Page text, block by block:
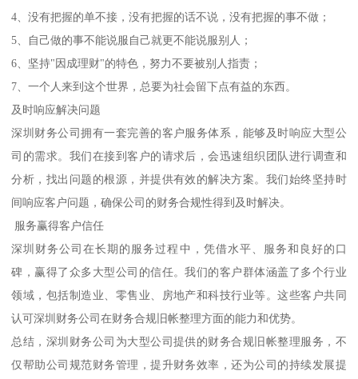
4、没有把握的单不接，没有把握的话不说，没有把握的事不做；
5、自己做的事不能说服自己就更不能说服别人；
6、坚持"因成理财"的特色，努力不要被别人指责；
7、一个人来到这个世界，总要为社会留下点有益的东西。
及时响应解决问题
深圳财务公司拥有一套完善的客户服务体系，能够及时响应大型公
司的需求。我们在接到客户的请求后，会迅速组织团队进行调查和
分析，找出问题的根源，并提供有效的解决方案。我们始终坚持时
间响应客户问题，确保公司的财务合规性得到及时解决。
服务赢得客户信任
深圳财务公司在长期的服务过程中，凭借水平、服务和良好的口
碑，赢得了众多大型公司的信任。我们的客户群体涵盖了多个行业
领域，包括制造业、零售业、房地产和科技行业等。这些客户共同
认可深圳财务公司在财务合规旧帐整理方面的能力和优势。
总结，深圳财务公司为大型公司提供的财务合规旧帐整理服务，不
仅帮助公司规范财务管理，提升财务效率，还为公司的持续发展提